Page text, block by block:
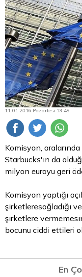
11.01.2016 Pazartesi 13:49
Komisyon,
Starbucks'ın da
milyon euroyu geri
Komisyon yaptığı
şirketleresağladığı
şirketlere
bocunu ciddi ettileri
En